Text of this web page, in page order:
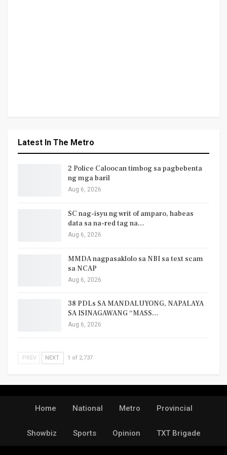
Latest In The Metro
2 Police Caloocan timbog sa pagbebenta
ng mga baril
Aug 6, 2026
SC nag-isyu ng writ of amparo, habeas
data sa na-red tag na…
Aug 6, 2026
MMDA nagpasaklolo sa NBI sa text scam
sa NCAP
Aug 6, 2026
38 PDLs SA MANDALUYONG, NAPALAYA
SA ISINAGAWANG “MASS…
Aug 6, 2026
PREV NEXT 1 of 2,737
Home National Metro Provincial
Showbiz Sports Opinion TXT Brigade